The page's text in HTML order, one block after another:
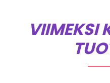
VIIMEKSI